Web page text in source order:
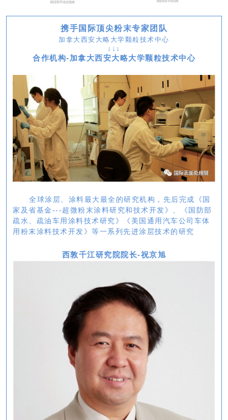
携手国际顶尖粉末专家团队
加拿大西安大略大学颗粒技术中心
↓↓↓
合作机构-加拿大西安大略大学颗粒技术中心
全球涂层、涂料最大最全的研究机构，先后完成《国
家及省基金---超微粉末涂料研究和技术开发》、《国防部
疏水、疏油车用涂料技术研究》《美国通用汽车公司车体
用粉末涂料技术开发》等一系列先进涂层技术的研究
西敦千江研究院院长-祝京旭